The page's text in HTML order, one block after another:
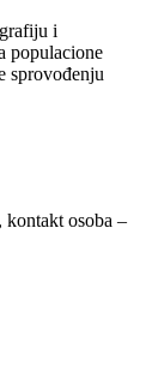
i
populacione
sprovođenju
kontakt osoba –